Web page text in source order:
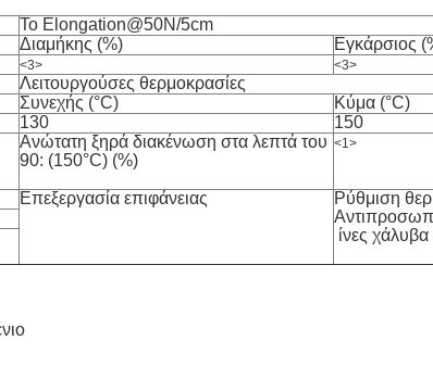
Το Elongation@50N/5cm
Διαμήκης (%)
Εγκάρσιος
<3> <3>
Λειτουργούσες θερμοκρασίες
Συνεχής (°C)
Κύμα (°C)
130
150
Ανώτατη ξηρά διακένωση στα λεπτά του
90: (150°C) (%)
<1>
Επεξεργασία επιφάνειας
Ρύθμιση
ίνες χάλυβα